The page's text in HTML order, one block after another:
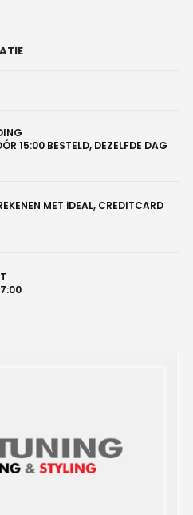
15:00 BESTELD, DEZELFDE DAG
MET iDEAL, CREDITCARD